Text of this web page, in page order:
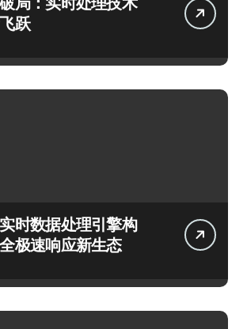
跃
时数据处理引擎构
极速响应新生态